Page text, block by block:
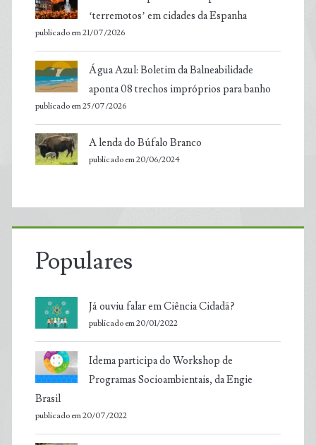
‘terremotos’ em cidades da Espanha
publicado em 21/07/2026
Água Azul: Boletim da Balneabilidade
aponta 08 trechos impróprios para banho
publicado em 25/07/2026
A lenda do Búfalo Branco
publicado em 20/06/2024
Populares
Já ouviu falar em Ciência Cidadã?
publicado em 20/01/2022
Idema participa do Workshop de
Programas Socioambientais, da Engie
Brasil
publicado em 20/07/2022